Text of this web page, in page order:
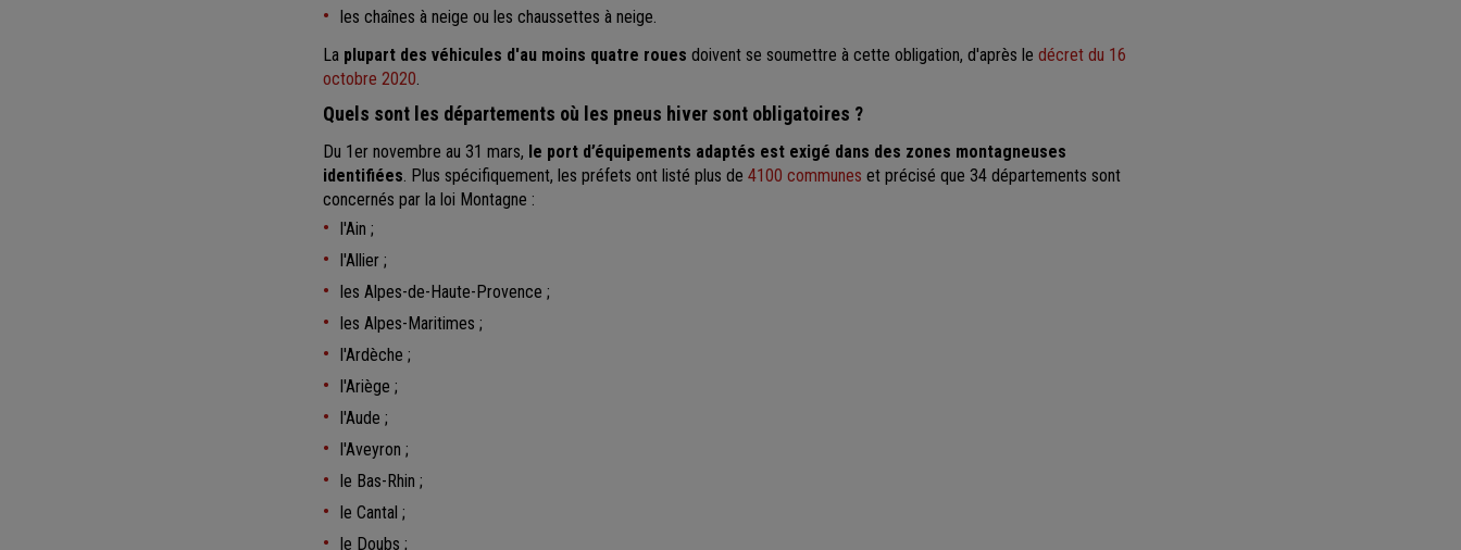
les chaînes à neige ou les chaussettes à neige.
La plupart des véhicules d'au moins quatre roues doivent se soumettre à cette obligation, d'après le décret du 16
octobre 2020
Quels sont les départements où les pneus hiver sont obligatoires ?
Du 1er novembre au 31 mars, le port d’équipements adaptés est exigé dans des zones montagneuses
identifiées . Plus spécifiquement, les préfets ont listé plus de 4100 communes et précisé que 34 départements sont
concernés par la loi Montagne :
l'Ain ;
l'Allier ;
les Alpes-de-Haute-Provence ;
les Alpes-Maritimes ;
l'Ardèche ;
l'Ariège ;
l'Aude ;
l'Aveyron ;
le Bas-Rhin ;
le Cantal ;
le Doubs ;